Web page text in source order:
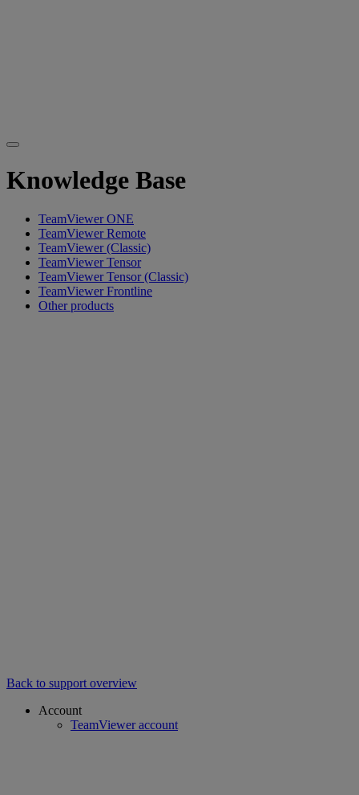
Knowledge Base
TeamViewer ONE
TeamViewer Remote
TeamViewer (Classic)
TeamViewer Tensor
TeamViewer Tensor (Classic)
TeamViewer Frontline
Other products
Back to support overview
Account
TeamViewer account